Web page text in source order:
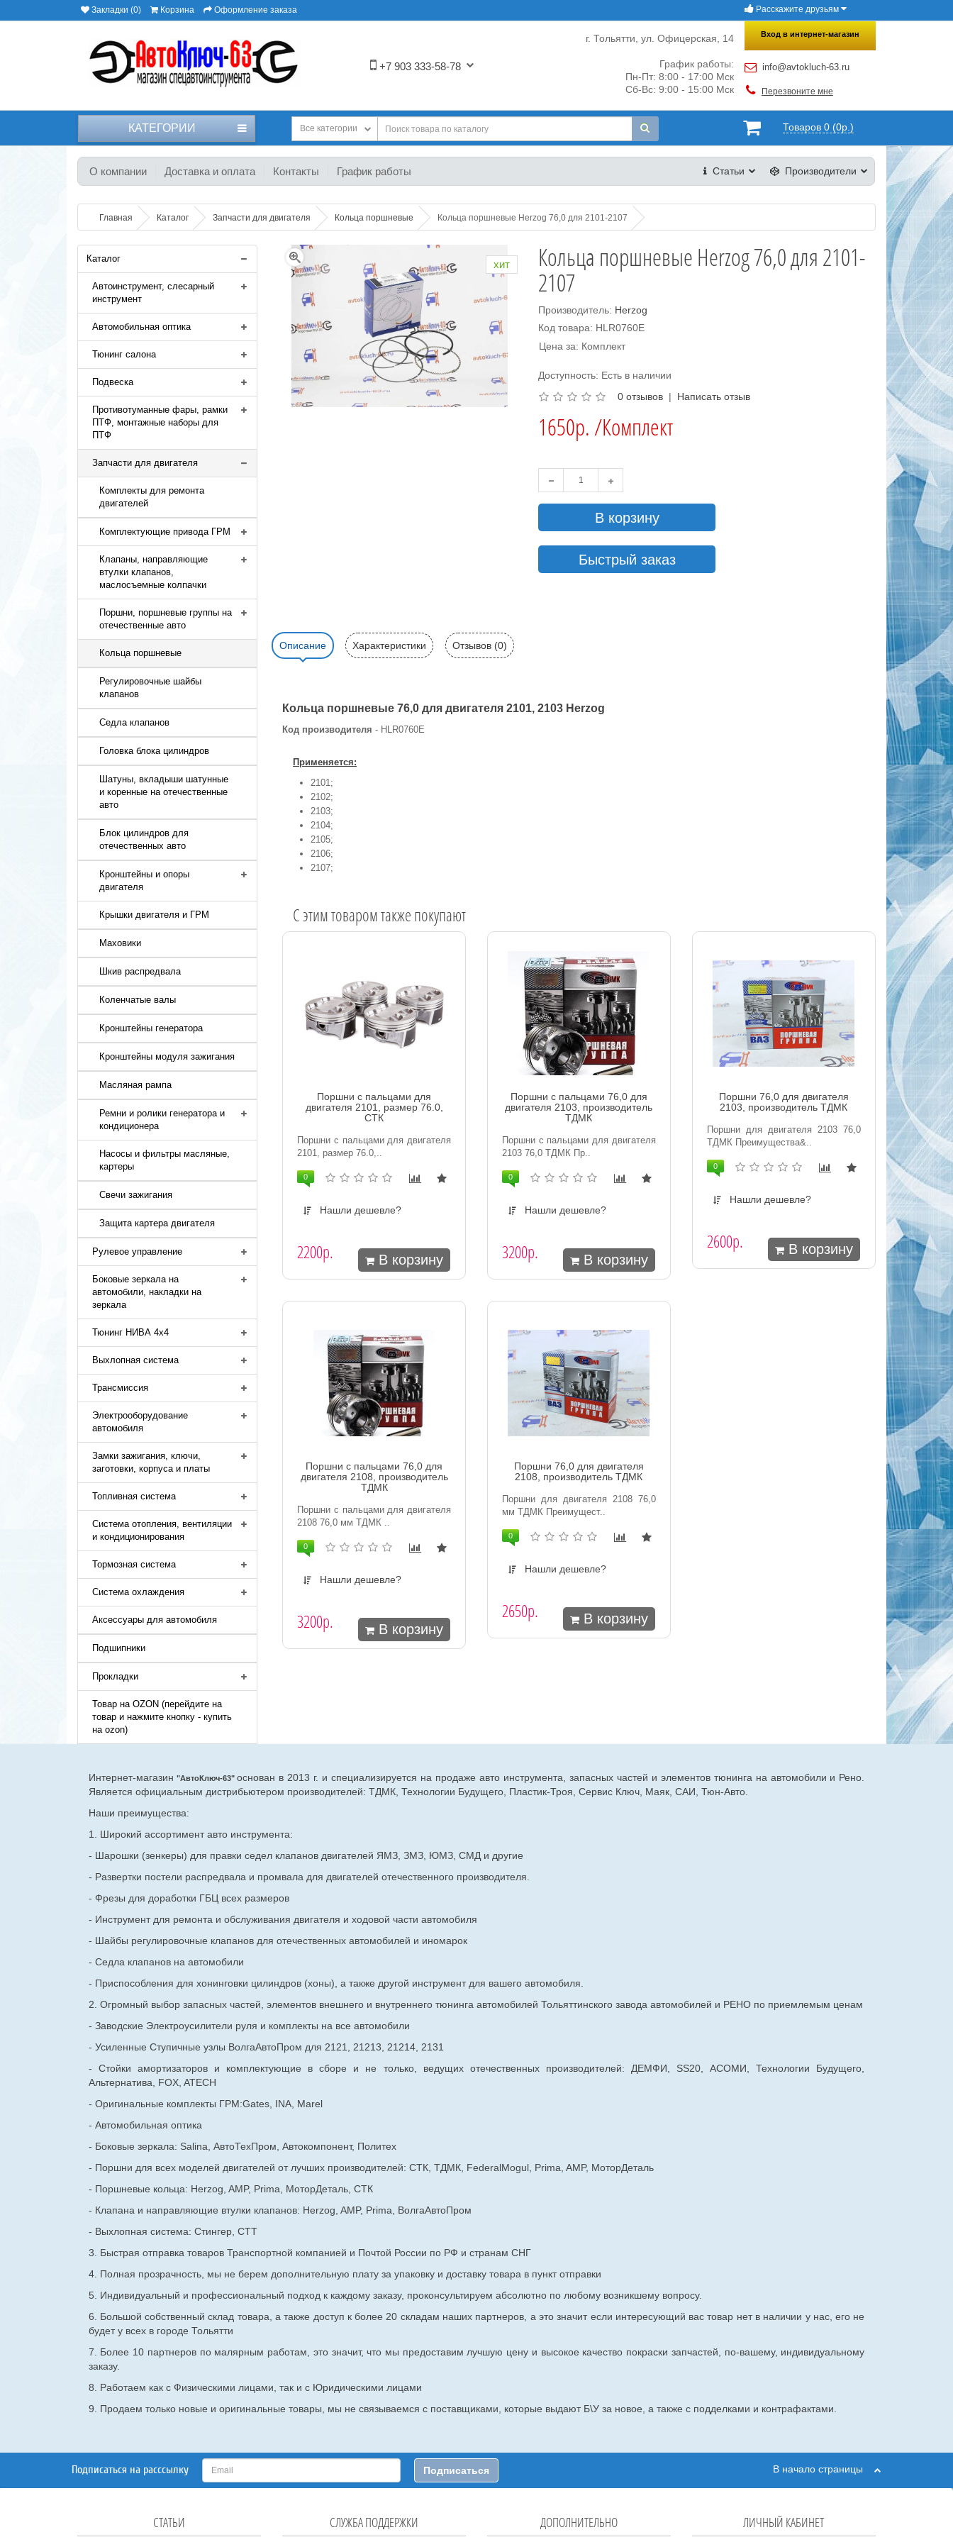
×
Закладки (0) Корзина Оформление заказа Расскажите друзьям
+7 903 333-58-78
Вход в интернет-магазин
info@avtokluch-63.ru
Перезвоните мне
г. Тольятти, ул. Офицерская, 14
График работы:
Пн-Пт: 8:00 - 17:00 Мск
Сб-Вс: 9:00 - 15:00 Мск
КАТЕГОРИИ Товаров 0 (0р.)
Все категории
О компании Доставка и оплата Контакты График работы Производители
Статьи
Главная Каталог Запчасти для двигателя Кольца поршневые Кольца поршневые Herzog 76,0 для 2101-2107
Каталог
Автоинструмент, слесарный
инструмент
Автомобильная оптика
Тюнинг салона
Подвеска
Противотуманные фары, рамки
ПТФ, монтажные наборы для
ПТФ
Запчасти для двигателя
Комплекты для ремонта
двигателей
Комплектующие привода ГРМ
Клапаны, направляющие
втулки клапанов,
маслосъемные колпачки
Поршни, поршневые группы на
отечественные авто
Кольца поршневые
Регулировочные шайбы
клапанов
Седла клапанов
Головка блока цилиндров
Шатуны, вкладыши шатунные
и коренные на отечественные
авто
Блок цилиндров для
отечественных авто
Кронштейны и опоры
двигателя
Крышки двигателя и ГРМ
Маховики
Шкив распредвала
Коленчатые валы
Кронштейны генератора
Кронштейны модуля зажигания
Масляная рампа
Ремни и ролики генератора и
кондиционера
Насосы и фильтры масляные,
картеры
Свечи зажигания
Защита картера двигателя
Рулевое управление
Боковые зеркала на
автомобили, накладки на
зеркала
Тюнинг НИВА 4х4
Выхлопная система
Трансмиссия
Электрооборудование
автомобиля
Замки зажигания, ключи,
заготовки, корпуса и платы
Топливная система
Система отопления, вентиляции
и кондиционирования
Тормозная система
Система охлаждения
Аксессуары для автомобиля
Подшипники
Прокладки
Товар на OZON (перейдите на
товар и нажмите кнопку - купить
на ozon)
хит
Кольца поршневые Herzog 76,0 для 2101-
2107
Производитель: Herzog
Код товара: HLR0760E
Цена за: Комплект
Доступность: Есть в наличии
0 отзывов | Написать отзыв
1650р. /Комплект
В корзину
Быстрый заказ
Описание Характеристики Отзывов (0)
Кольца поршневые 76,0 для двигателя 2101, 2103 Herzog
Код производителя - HLR0760E
Применяется:
2101;
2102;
2103;
2104;
2105;
2106;
2107;
C этим товаром также покупают
Поршни с пальцами для
двигателя 2101, размер 76.0,
СТК
Поршни с пальцами для двигателя
2101, размер 76.0,..
0
Нашли дешевле?
2200р. В корзину
Поршни с пальцами 76,0 для
двигателя 2103, производитель
ТДМК
Поршни с пальцами для двигателя
2103 76,0 ТДМК Пр..
0
Нашли дешевле?
3200р. В корзину
Поршни 76,0 для двигателя
2103, производитель ТДМК
Поршни для двигателя 2103 76,0
ТДМК Преимущества&..
0
Нашли дешевле?
2600р. В корзину
Поршни с пальцами 76,0 для
двигателя 2108, производитель
ТДМК
Поршни с пальцами для двигателя
2108 76,0 мм ТДМК ..
0
Нашли дешевле?
3200р. В корзину
Поршни 76,0 для двигателя
2108, производитель ТДМК
Поршни для двигателя 2108 76,0
мм ТДМК Преимущест..
0
Нашли дешевле?
2650р. В корзину
Интернет-магазин "АвтоКлюч-63"основан в 2013 г. и специализируется на продаже авто инструмента, запасных частей и элементов тюнинга на автомобили и Рено.
Является официальным дистрибьютером производителей: ТДМК, Технологии Будущего, Пластик-Троя, Сервис Ключ, Маяк, САИ, Тюн-Авто.
Наши преимущества:
1. Широкий ассортимент авто инструмента:
- Шарошки (зенкеры) для правки седел клапанов двигателей ЯМЗ, ЗМЗ, ЮМЗ, СМД и другие
- Развертки постели распредвала и промвала для двигателей отечественного производителя.
- Фрезы для доработки ГБЦ всех размеров
- Инструмент для ремонта и обслуживания двигателя и ходовой части автомобиля
- Шайбы регулировочные клапанов для отечественныхавтомобилей и иномарок
- Седла клапанов на автомобили
- Приспособления для хонинговки цилиндров (хоны), а также другой инструмент для вашего автомобиля.
2. Огромный выбор запасных частей, элементов внешнего и внутреннего тюнинга автомобилей Тольяттинского завода автомобилей и РЕНО по приемлемым ценам
- Заводские Электроусилители руля и комплекты на все автомобили
- Усиленные Ступичные узлы ВолгаАвтоПром для 2121, 21213, 21214, 2131
- Стойки амортизаторов и комплектующие в сборе и не только, ведущих отечественных производителей: ДЕМФИ, SS20, АСОМИ, Технологии Будущего,
Альтернатива, FOX, ATECH
- Оригинальные комплекты ГРМ:Gates, INA, Marel
- Автомобильная оптика
- Боковые зеркала: Salina, АвтоТехПром, Автокомпонент, Политех
- Поршни для всех моделей двигателей от лучших производителей: СТК, ТДМК, FederalMogul, Prima, AMP, МоторДеталь
- Поршневые кольца: Herzog, AMP, Prima, МоторДеталь, СТК
- Клапана и направляющие втулки клапанов: Herzog, AMP, Prima, ВолгаАвтоПром
- Выхлопная система: Стингер, СТТ
3. Быстрая отправка товаров Транспортной компанией и Почтой России по РФ и странам СНГ
4. Полная прозрачность, мы не берем дополнительную плату за упаковку и доставку товара в пункт отправки
5. Индивидуальный и профессиональный подход к каждому заказу, проконсультируем абсолютно по любому возникшему вопросу.
6. Большой собственный склад товара, а также доступ к более 20 складам наших партнеров, а это значит если интересующий вас товар нет в наличии у нас, его не
будет у всех в городе Тольятти
7. Более 10 партнеров по малярным работам, это значит, что мы предоставим лучшую цену и высокое качество покраски запчастей, по-вашему, индивидуальному
заказу.
8. Работаем как с Физическими лицами, так и с Юридическими лицами
9. Продаем только новые и оригинальные товары, мы не связываемся с поставщиками, которые выдают Б\У за новое, а также с подделками и контрафактами.
Подписаться на расссылку Подписаться В начало страницы
СТАТЬИ СЛУЖБА ПОДДЕРЖКИ ДОПОЛНИТЕЛЬНО ЛИЧНЫЙ КАБИНЕТ